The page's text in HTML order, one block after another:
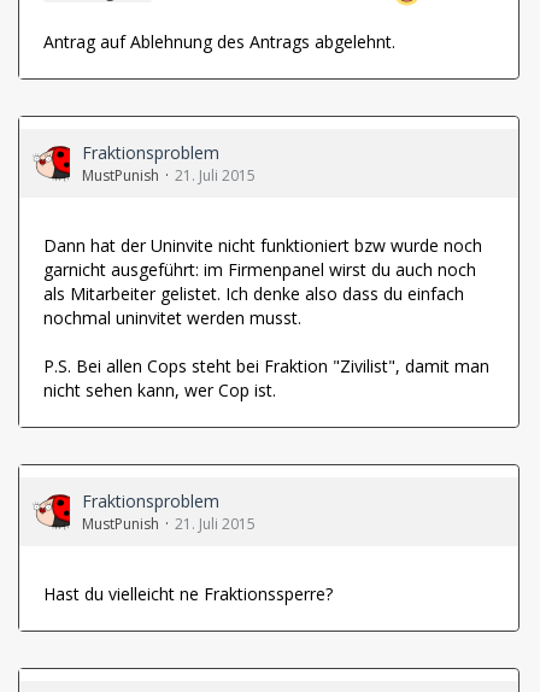
Antrag auf Ablehnung des Antrags abgelehnt.
Fraktionsproblem
MustPunish 21. Juli 2015
Dann hat der Uninvite nicht funktioniert bzw wurde noch
garnicht ausgeführt: im Firmenpanel wirst du auch noch
als Mitarbeiter gelistet. Ich denke also dass du einfach
nochmal uninvitet werden musst.
P.S. Bei allen Cops steht bei Fraktion "Zivilist", damit man
nicht sehen kann, wer Cop ist.
Fraktionsproblem
MustPunish 21. Juli 2015
Hast du vielleicht ne Fraktionssperre?